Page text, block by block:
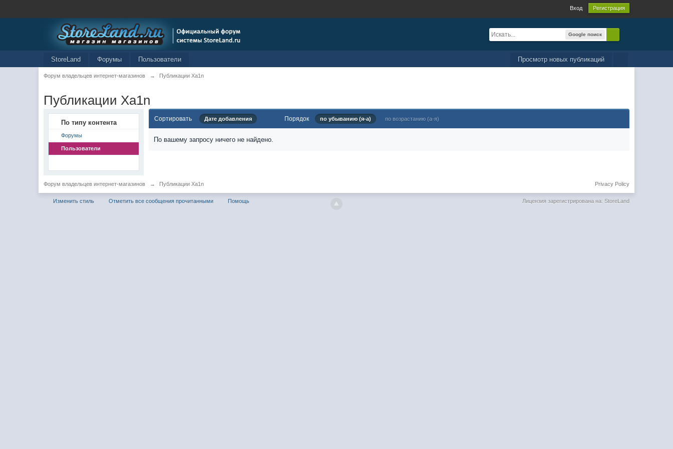
Вход Регистрация
Google поиск
Просмотр новых публикаций
StoreLand Форумы Пользователи
Форум владельцев интернет-магазинов → Публикации Xa1n
Публикации Xa1n
По типу контента
Форумы
Пользователи
Сортировать Дате добавления Порядок по убыванию (я-а) по возрастанию (а-я)
По вашему запросу ничего не найдено.
Форум владельцев интернет-магазинов → Публикации Xa1n Privacy Policy
Изменить стиль Отметить все сообщения прочитанными Помощь Лицензия зарегистрирована на: StoreLand